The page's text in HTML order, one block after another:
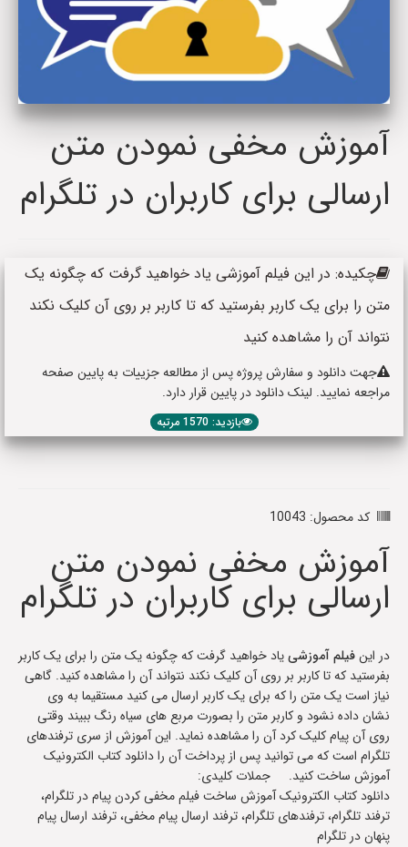
آموزش مخفی نمودن متن
ارسالی برای کاربران در تلگرام
چکیده: در این فیلم آموزشی یاد خواهید گرفت که چگونه یک
متن را برای یک کاربر بفرستید که تا کاربر بر روی آن کلیک نکند
نتواند آن را مشاهده کنید
جهت دانلود و سفارش پروژه پس از مطالعه جزییات به پایین صفحه
مراجعه نمایید. لینک دانلود در پایین قرار دارد.
بازدید: 1570 مرتبه
کد محصول: 10043
آموزش مخفی نمودن متن
ارسالی برای کاربران در تلگرام
در اینفیلم آموزشییاد خواهید گرفت که چگونه یک متن را برای یک کاربر
بفرستید که تا کاربر بر روی آن کلیک نکند نتواند آن را مشاهده کنید. گاهی
نیاز است یک متن را که برای یک کاربر ارسال می کنید مستقیما به وی
نشان داده نشود و کاربر متن را بصورت مربع های سیاه رنگ ببیند وقتی
روی آن پیام کلیک کرد آن را مشاهده نماید. این آموزش از سری ترفندهای
تلگرام است که می توانید پس از پرداخت آن را دانلود کتاب الکترونیک
آموزش ساخت کنید. جملات کلیدی:
دانلود کتاب الکترونیک آموزش ساخت فیلم مخفی کردن پیام در تلگرام،
ترفند تلگرام، ترفندهای تلگرام، ترفند ارسال پیام مخفی، ترفند ارسال پیام
پنهان در تلگرام